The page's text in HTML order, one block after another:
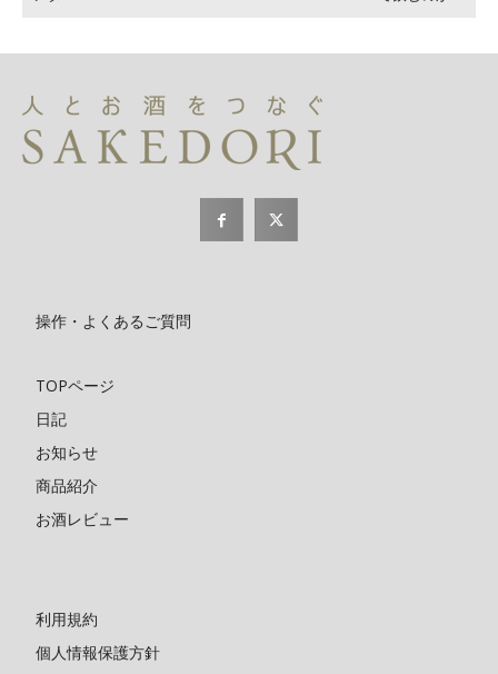
操作・よくあるご質問
TOPページ
日記
お知らせ
商品紹介
お酒レビュー
利用規約
個人情報保護方針